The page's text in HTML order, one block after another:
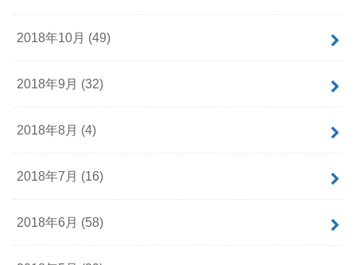
2018年10月 (49)
2018年9月 (32)
2018年8月 (4)
2018年7月 (16)
2018年6月 (58)